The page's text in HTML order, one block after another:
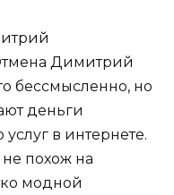
Димитрий
бессмысленно, но
деньги
в интернете.
похож на
модной